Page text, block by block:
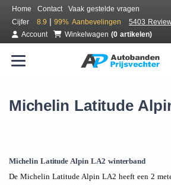
Home Contact
Vaak gestelde vragen
Cijfer
8.9 | 99% Aanbevelingen
5403
Account
Winkelwagen (0 artikelen)
Michelin Latitude
Michelin Latitude Alpin LA2 winterband
De Michelin Latitude Alpin LA2 heeft een 2